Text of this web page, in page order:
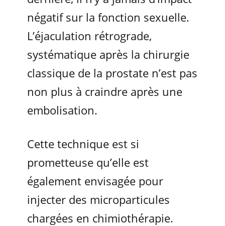
négatif sur la fonction sexuelle.
L’éjaculation rétrograde,
systématique après la chirurgie
classique de la prostate n’est pas
non plus à craindre après une
embolisation.
Cette technique est si
prometteuse qu’elle est
également envisagée pour
injecter des microparticules
chargées en chimiothérapie.